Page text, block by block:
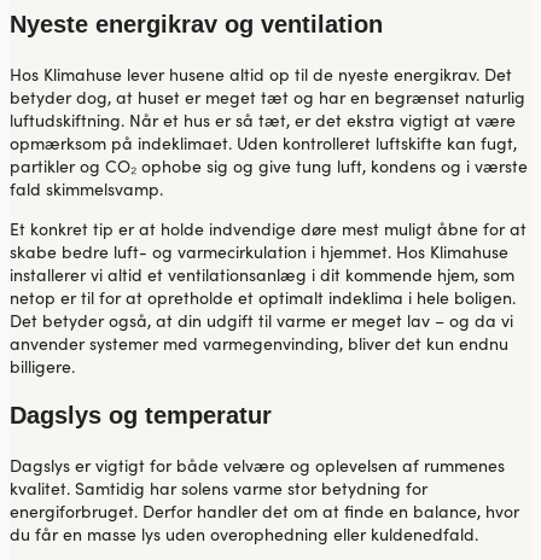
Nyeste energikrav og ventilation
Hos Klimahuse lever husene altid op til de nyeste energikrav. Det
betyder dog, at huset er meget tæt og har en begrænset naturlig
luftudskiftning. Når et hus er så tæt, er det ekstra vigtigt at være
opmærksom på indeklimaet. Uden kontrolleret luftskifte kan fugt,
partikler og CO₂ ophobe sig og give tung luft, kondens og i værste
fald skimmelsvamp.
Et konkret tip er at holde indvendige døre mest muligt åbne for at
skabe bedre luft- og varmecirkulation i hjemmet. Hos Klimahuse
installerer vi altid et ventilationsanlæg i dit kommende hjem, som
netop er til for at opretholde et optimalt indeklima i hele boligen.
Det betyder også, at din udgift til varme er meget lav – og da vi
anvender systemer med varmegenvinding, bliver det kun endnu
billigere.
Dagslys og temperatur
Dagslys er vigtigt for både velvære og oplevelsen af rummenes
kvalitet. Samtidig har solens varme stor betydning for
energiforbruget. Derfor handler det om at finde en balance, hvor
du får en masse lys uden overophedning eller kuldenedfald.